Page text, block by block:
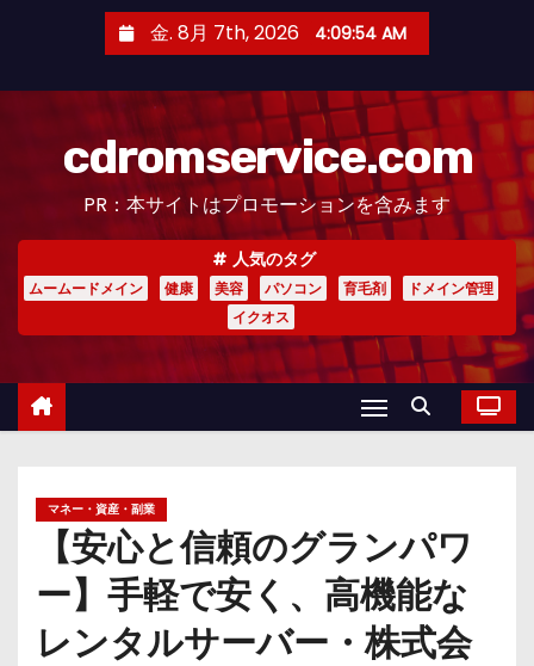
金. 8月 7th, 2026 4:09:55 AM
cdromservice.com
PR：本サイトはプロモーションを含みます
人気のタグ
ムームードメイン 健康 美容 パソコン 育毛剤
ドメイン管理
イクオス
マネー・資産・副業
【安心と信頼のグランパワ
ー】手軽で安く、高機能な
レンタルサーバー・株式会